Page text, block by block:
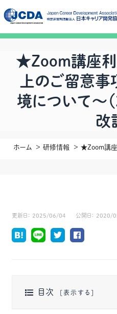
★Zoom講座
上のご留意事
境について～
改
ホーム 研修情報
更新日： 2025/06/04 公開日： 2020/
目次